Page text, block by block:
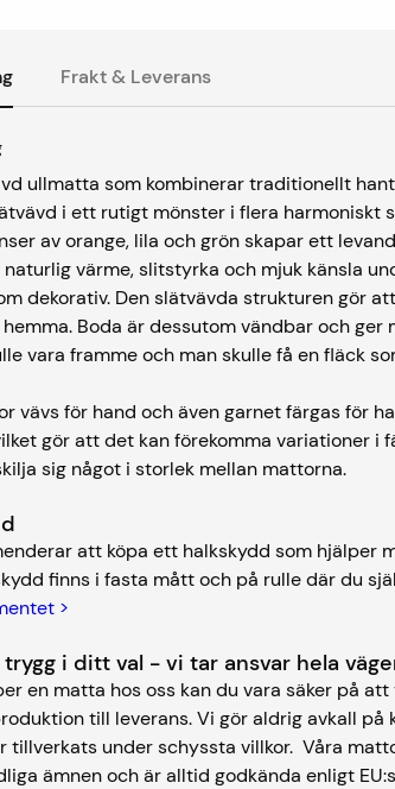
Frakt & Leverans
ullmatta som kombinerar traditionellt
i ett rutigt mönster i flera harmoniskt
av orange, lila och grön skapar ett
värme, slitstyrka och mjuk känsla
dekorativ. Den slätvävda strukturen gör
Boda är dessutom vändbar och ger
vara framme och man skulle få en fläck
vävs för hand och även garnet färgas för
gör att det kan förekomma variationer i
sig något i storlek mellan mattorna.
att köpa ett halkskydd som hjälper
finns i fasta mått och på rulle där du
>
trygg i ditt val - vi tar ansvar hela
en matta hos oss kan du vara säker på
till leverans. Vi gör aldrig avkall
tillverkats under schyssta villkor. Våra
ämnen och är alltid godkända enligt